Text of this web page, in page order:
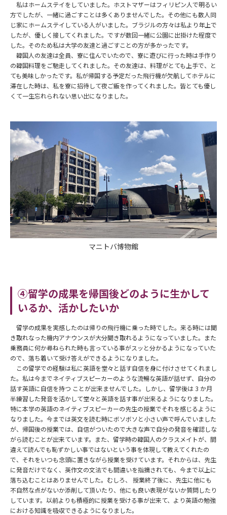
私はホームステイをしていました。ホストマザーはフィリピン人で明るい
方でしたが、一緒に過ごすことは多くありませんでした。その他にも数人同
じ家にホームステイしている人がいました。ブラジルの方々は私より年上で
したが、優しく接してくれました。ですが数回一緒に公園に出掛けた程度で
した。そのため私は大学の友達と過ごすことの方が多かったです。
韓国人の友達は全員、寮に住んでいたので、寮に遊びに行った時は手作り
の韓国料理をご馳走してくれました。その友達は、料理がとても上手で、と
ても美味しかったです。私が帰国する予定だった飛行機が欠航してホテルに
滞在した時は、私を寮に招待して夜ご飯を作ってくれました。皆とても優し
くて一生忘れられない思い出になりました。
マニトバ博物館
④留学の成果を帰国後どのように生かして
いるか、活かしたいか
留学の成果を実感したのは帰りの飛行機に乗った時でした。来る時には聞
き取れなった機内アナウンスが大分聞き取れるようになっていました。また
乗務員に何か尋ねられた時も言っている事がスッと分かるようになっていた
ので、落ち着いて受け答えができるようになりました。
この留学での経験は私に英語を堂々と話す自信を身に付けさせてくれまし
た。私は今までネイティブスピーカーのような流暢な英語が話せず、自分の
話す英語に自信を持つ ことが出来ませんでした。しかし、留学後は 3 か月
半練習した発音を活かして堂々と英語を話す事が出来るようになりました。
特に本学の英語のネイティブスピーカーの先生の授業でそれを感じるように
なりました。今までは英文を読む時にボソボソと小さい声で呼んでいました
が、帰国後の授業では、自信がついたので大きな声で自分の発音を確認しな
がら読むことが出来ています。また、留学時の韓国人のクラスメイトが、間
違えて読んでも恥ずかしい事ではないという事を体現して教えてくれたの
で、それをいつも念頭に置きながら授業を受けています。それからは、先生
に発音だけでなく、英作文の文法でも間違いを指摘されても、今まで以上に
落ち込むことはありませんでした。むしろ、 授業終了後に、先生に他にも
不自然な点がないか添削して頂いたり、他にも良い表現がないか質問したり
しています。以前よりも積極的に授業を受ける事が出来て、より英語の勉強
における知識を吸収できるようになりました。